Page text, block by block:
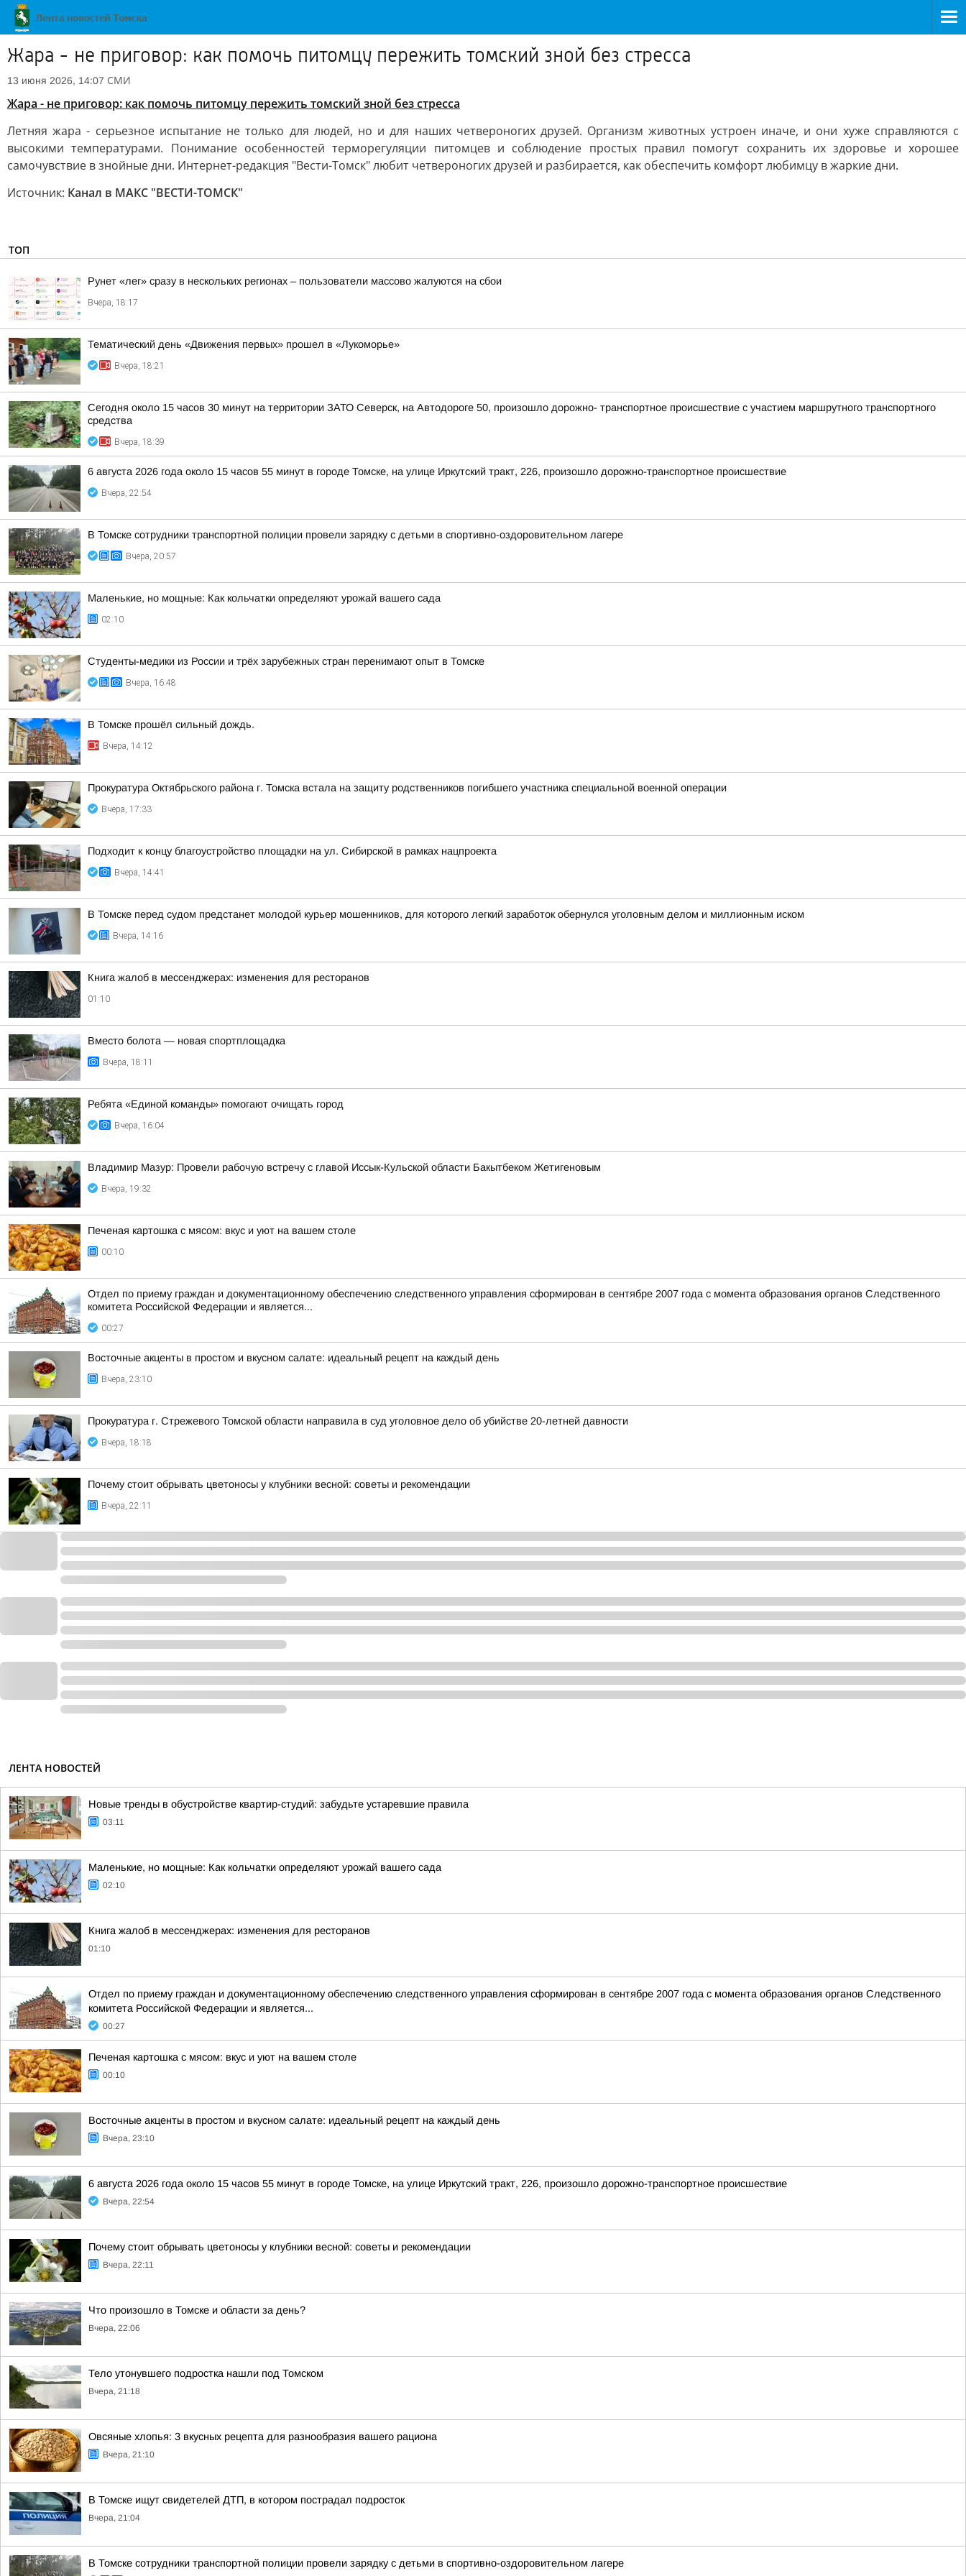
Жара - не приговор: как помочь питомцу пережить томский зной без стресса
13 июня 2026, 14:07 СМИ
Жара - не приговор: как помочь питомцу пережить томский зной без стресса
Летняя жара - серьезное испытание не только для людей, но и для наших четвероногих друзей. Организм животных устроен иначе, и они хуже справляются с
высокими температурами. Понимание особенностей терморегуляции питомцев и соблюдение простых правил помогут сохранить их здоровье и хорошее
самочувствие в знойные дни. Интернет-редакция "Вести-Томск" любит четвероногих друзей и разбирается, как обеспечить комфорт любимцу в жаркие дни.
Источник: Канал в МАКС "ВЕСТИ-ТОМСК"
ТОП
Рунет «лег» сразу в нескольких регионах – пользователи массово жалуются на сбои
Вчера, 18:17
Тематический день «Движения первых» прошел в «Лукоморье»
Вчера, 18:21
Сегодня около 15 часов 30 минут на территории ЗАТО Северск, на Автодороге 50, произошло дорожно- транспортное происшествие с участием маршрутного транспортного
средства
Вчера, 18:39
6 августа 2026 года около 15 часов 55 минут в городе Томске, на улице Иркутский тракт, 226, произошло дорожно-транспортное происшествие
Вчера, 22:54
В Томске сотрудники транспортной полиции провели зарядку с детьми в спортивно-оздоровительном лагере
Вчера, 20:57
Маленькие, но мощные: Как кольчатки определяют урожай вашего сада
02:10
Студенты-медики из России и трёх зарубежных стран перенимают опыт в Томске
Вчера, 16:48
В Томске прошёл сильный дождь.
Вчера, 14:12
Прокуратура Октябрьского района г. Томска встала на защиту родственников погибшего участника специальной военной операции
Вчера, 17:33
Подходит к концу благоустройство площадки на ул. Сибирской в рамках нацпроекта
Вчера, 14:41
В Томске перед судом предстанет молодой курьер мошенников, для которого легкий заработок обернулся уголовным делом и миллионным иском
Вчера, 14:16
Книга жалоб в мессенджерах: изменения для ресторанов
01:10
Вместо болота — новая спортплощадка
Вчера, 18:11
Ребята «Единой команды» помогают очищать город
Вчера, 16:04
Владимир Мазур: Провели рабочую встречу с главой Иссык-Кульской области Бакытбеком Жетигеновым
Вчера, 19:32
Печеная картошка с мясом: вкус и уют на вашем столе
00:10
Отдел по приему граждан и документационному обеспечению следственного управления сформирован в сентябре 2007 года с момента образования органов Следственного
комитета Российской Федерации и является...
00:27
Восточные акценты в простом и вкусном салате: идеальный рецепт на каждый день
Вчера, 23:10
Прокуратура г. Стрежевого Томской области направила в суд уголовное дело об убийстве 20-летней давности
Вчера, 18:18
Почему стоит обрывать цветоносы у клубники весной: советы и рекомендации
Вчера, 22:11
ЛЕНТА НОВОСТЕЙ
Новые тренды в обустройстве квартир-студий: забудьте устаревшие правила
03:11
Маленькие, но мощные: Как кольчатки определяют урожай вашего сада
02:10
Книга жалоб в мессенджерах: изменения для ресторанов
01:10
Отдел по приему граждан и документационному обеспечению следственного управления сформирован в сентябре 2007 года с момента образования органов Следственного
комитета Российской Федерации и является...
00:27
Печеная картошка с мясом: вкус и уют на вашем столе
00:10
Восточные акценты в простом и вкусном салате: идеальный рецепт на каждый день
Вчера, 23:10
6 августа 2026 года около 15 часов 55 минут в городе Томске, на улице Иркутский тракт, 226, произошло дорожно-транспортное происшествие
Вчера, 22:54
Почему стоит обрывать цветоносы у клубники весной: советы и рекомендации
Вчера, 22:11
Что произошло в Томске и области за день?
Вчера, 22:06
Тело утонувшего подростка нашли под Томском
Вчера, 21:18
Овсяные хлопья: 3 вкусных рецепта для разнообразия вашего рациона
Вчера, 21:10
В Томске ищут свидетелей ДТП, в котором пострадал подросток
Вчера, 21:04
В Томске сотрудники транспортной полиции провели зарядку с детьми в спортивно-оздоровительном лагере